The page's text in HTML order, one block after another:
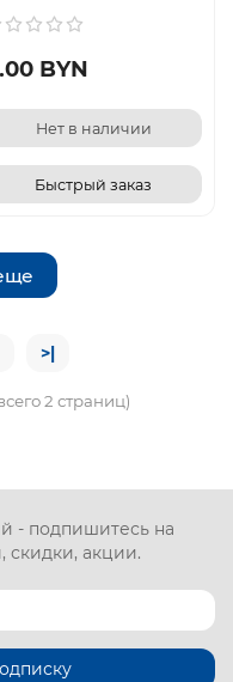
BYN
Нет в наличии
Быстрый заказ
>|
2 страниц)
- подпишитесь на
скидки, акции.